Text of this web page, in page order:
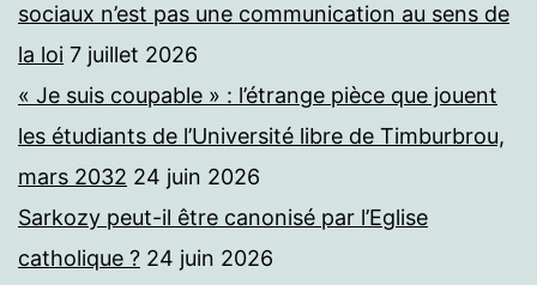
sociaux n’est pas une communication au sens de
la loi 7 juillet 2026
« Je suis coupable » : l’étrange pièce que jouent
les étudiants de l’Université libre de Timburbrou,
mars 2032 24 juin 2026
Sarkozy peut-il être canonisé par l’Eglise
catholique ? 24 juin 2026